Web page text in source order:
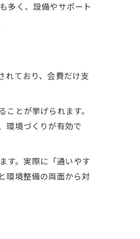
多く、設備やサポート
れており、会費だけ支
とが挙げられます。
環境づくりが有効で
す。実際に「通いやす
環境整備の両面から対